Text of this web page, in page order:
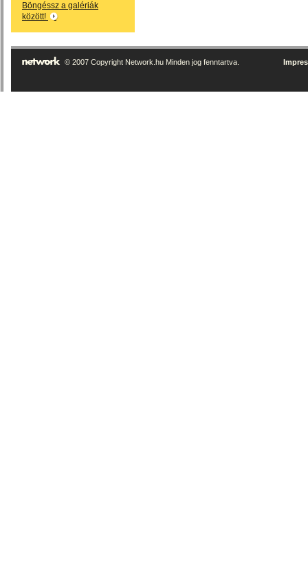
Böngéssz a galériák
között!
© 2007 Copyright Network.hu Minden jog fenntartva.